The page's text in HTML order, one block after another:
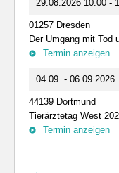
29.08.2026 10:00 -
01257 Dresden
Der Umgang mit Tod
Termin anzeigen
04.09. - 06.09.2026
44139 Dortmund
Tierärztetag West
Termin anzeigen